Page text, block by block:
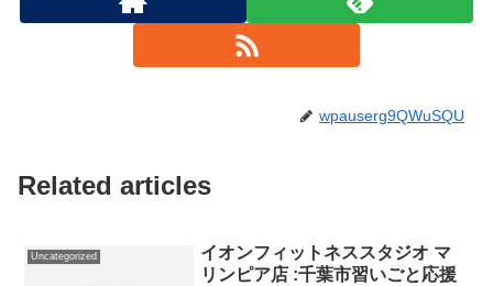
wpauserg9QWuSQU
Related articles
Uncategorized
イオンフィットネススタジオ マ
リンピア店 :千葉市習いごと応援